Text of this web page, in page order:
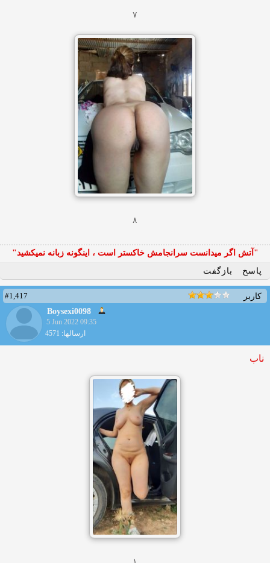
۷
۸
"آتش اگر ميدانست سرانجامش خاكستر است ، اينگونه زبانه نميكشيد"
پاسخ
بازگفت
کاربر
#1,417
Boysexi0098
5 Jun 2022 09:35
ارسالها: 4571
ناب